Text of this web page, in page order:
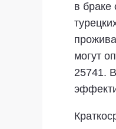
в браке
могут
25741.